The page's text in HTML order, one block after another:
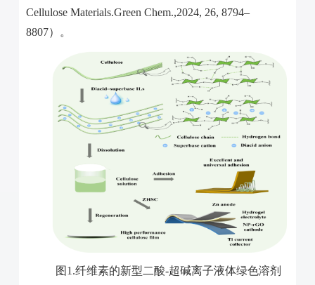
Cellulose Materials.Green Chem.,2024, 26, 8794–
8807）。
图 1.纤维素的新型二酸-超碱离子液体绿色溶剂